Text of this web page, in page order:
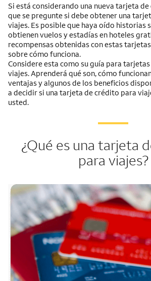
Si está considerando una nueva tarjeta
que se pregunte si debe obtener una
viajes. Es posible que haya oído historias
obtienen vuelos y estadías en hoteles
recompensas obtenidas con estas
sobre cómo funciona.
Considere esta como su guía para
viajes. Aprenderá qué son, cómo
ventajas y algunos de los beneficios
a decidir si una tarjeta de crédito para
usted.
¿Qué es una tarjeta
para viajes?